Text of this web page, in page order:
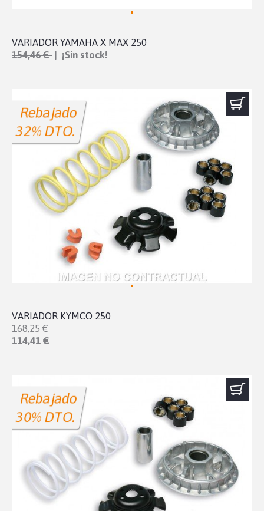
VARIADOR YAMAHA X MAX 250
154,46 € | ¡Sin stock!
VARIADOR KYMCO 250
168,25 €
114,41 €
Rebajado
32% DTO.
Rebajado
30% DTO.